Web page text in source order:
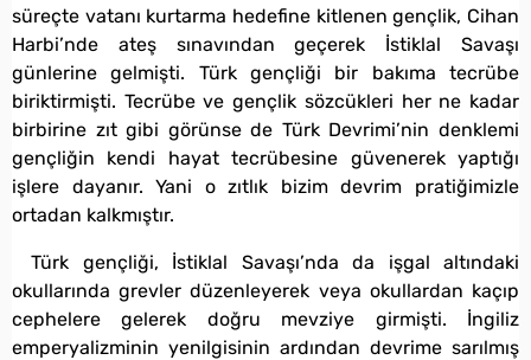
süreçte vatanı kurtarma hedefine kitlenen gençlik, Cihan
Harbi’nde ateş sınavından geçerek İstiklal Savaşı
günlerine gelmişti. Türk gençliği bir bakıma tecrübe
biriktirmişti. Tecrübe ve gençlik sözcükleri her ne kadar
birbirine zıt gibi görünse de Türk Devrimi’nin denklemi
gençliğin kendi hayat tecrübesine güvenerek yaptığı
işlere dayanır. Yani o zıtlık bizim devrim pratiğimizle
ortadan kalkmıştır.
Türk gençliği, İstiklal Savaşı’nda da işgal altındaki
okullarında grevler düzenleyerek veya okullardan kaçıp
cephelere gelerek doğru mevziye girmişti. İngiliz
emperyalizminin yenilgisinin ardından devrime sarılmış